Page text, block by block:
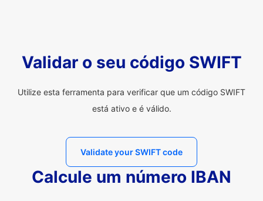
Validar o seu código SWIFT
Utilize esta ferramenta para verificar que um código SWIFT
está ativo e é válido.
Validate your SWIFT code
Calcule um número IBAN